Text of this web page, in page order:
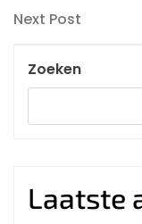
navigatie
Next
Next Post
Zoeken
Laatste